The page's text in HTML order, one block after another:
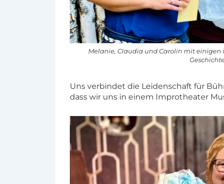
Melanie, Claudia und Carolin mit
Uns verbindet die Leidenschaft für
dass wir uns in einem Improtheater